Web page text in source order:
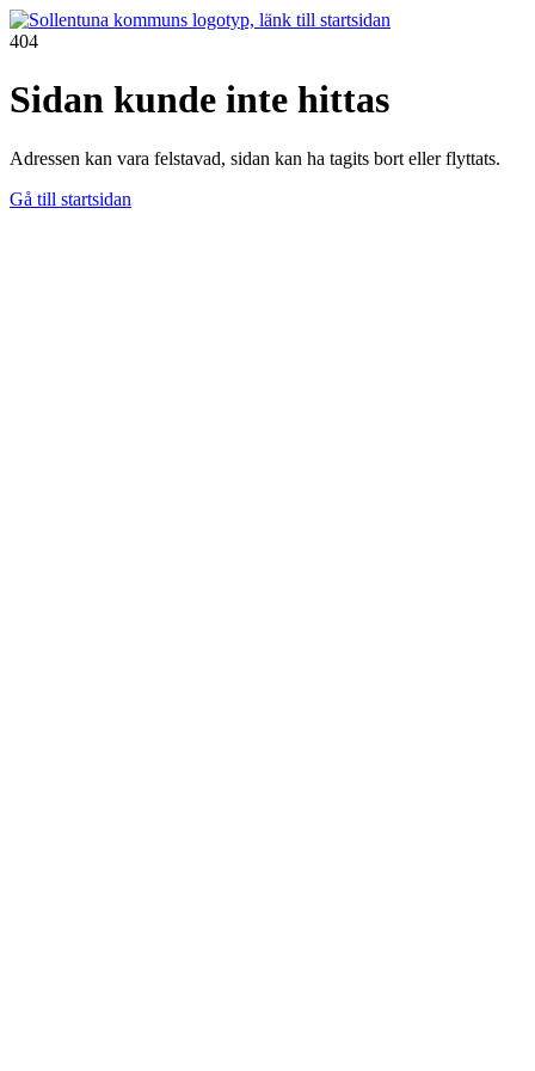
404
Sidan kunde inte hittas
Adressen kan vara felstavad, sidan kan ha tagits bort eller flyttats.
Gå till startsidan